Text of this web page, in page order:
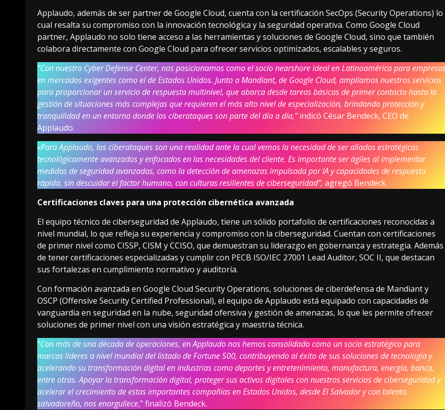
Applaudo, además de ser partner de Google Cloud, cuenta con la certificación SecOps (Security Operations) lo
cual resalta su compromiso con la innovación tecnológica y la seguridad operativa. Como Google Cloud
partner, Applaudo no solo tiene acceso a las herramientas y soluciones de Google Cloud, sino que también
colabora directamente con Google Cloud para ofrecer servicios optimizados, escalables y seguros.
“Con nuestro Cyber Defense Center, nos posicionamos como el socio nearshore ideal en Latinoamérica para
en mercados exigentes como el de Estados Unidos. Junto a Mandiant, de Google Cloud, ampliamos nuestros servicios
para proporcionar un servicio de respuesta multinivel, que abarca desde tareas básicas de primer contacto hasta la
gestión de situaciones más complejas que requieren el más alto nivel de especialización, brindando protección y
tranquilidad en un entorno donde los ciberataques son parte del día a día,”indicó César Bendeck, CEO de
Applaudo.
«Para Applaudo, los ciberataques son una realidad ante la cual vemos la necesidad de ser aliados estratégicos
tecnológicamente avanzados y enfocados en las necesidades del cliente. Es importante ser ágiles al implementar
medidas de seguridad avanzadas, como la detección de amenazas impulsada por IA y capacidades de respuesta
rápida, sin descuidar el factor humano, con culturas resilientes de ciberseguridad”, agregó Bendeck.
Certificaciones claves para una protección cibernética avanzada
El equipo técnico de ciberseguridad de Applaudo, tiene un sólido portafolio de certificaciones reconocidas a
nivel mundial, lo que refleja su experiencia y compromiso con la ciberseguridad. Cuentan con certificaciones
de primer nivel como CISSP, CISM y CCISO, que demuestran su liderazgo en gobernanza y estrategia. Además
de tener certificaciones especializadas y cumplir con PECB ISO/IEC 27001 Lead Auditor, SOC II, que destacan
sus fortalezas en cumplimiento normativo y auditoría.
Con formación avanzada en Google Cloud Security Operations, soluciones de ciberdefensa de Mandiant y
OSCP (Offensive Security Certified Professional), el equipo de Applaudo está equipado con capacidades de
vanguardia en seguridad en la nube, seguridad ofensiva y gestión de amenazas, lo que les permite ofrecer
soluciones de primer nivel con una visión estratégica y maestría técnica.
“Con más de una década de operaciones, en Applaudo nos hemos consolidado como un socio estratégico para
marcas líderes a nivel mundial del listado de Fortune 500, contribuyendo al éxito de sus soluciones de tecnología y
acelerando su transformación digital en industrias como deportes y entretenimiento, manufactura, energía, banca,
entre otras. Apoyar la transformación digital, proteger sus activos digitales con nuestros servicios de ciberseguridad y
acelerar el crecimiento de estas importantes compañías en Estados Unidos, desde El Salvador y con talento
salvadoreño, nos enorgullece,” finalizó Bendeck.